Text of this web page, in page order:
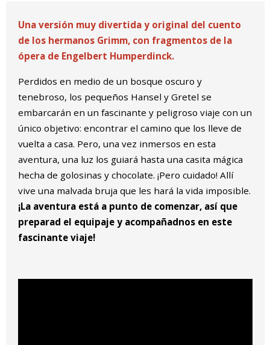
Una versión muy divertida y original del cuento
de los hermanos Grimm, con fragmentos de la
ópera de Engelbert Humperdinck.
Perdidos en medio de un bosque oscuro y
tenebroso, los pequeños Hansel y Gretel se
embarcarán en un fascinante y peligroso viaje con un
único objetivo: encontrar el camino que los lleve de
vuelta a casa. Pero, una vez inmersos en esta
aventura, una luz los guiará hasta una casita mágica
hecha de golosinas y chocolate. ¡Pero cuidado! Allí
vive una malvada bruja que les hará la vida imposible.
¡La aventura está a punto de comenzar, así que
preparad el equipaje y acompañadnos en este
fascinante viaje!